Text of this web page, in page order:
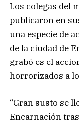
Los colegas del
publicaron en
una especie de
de la ciudad de
grabó es el
horrorizados a
“Gran susto se
Encarnación